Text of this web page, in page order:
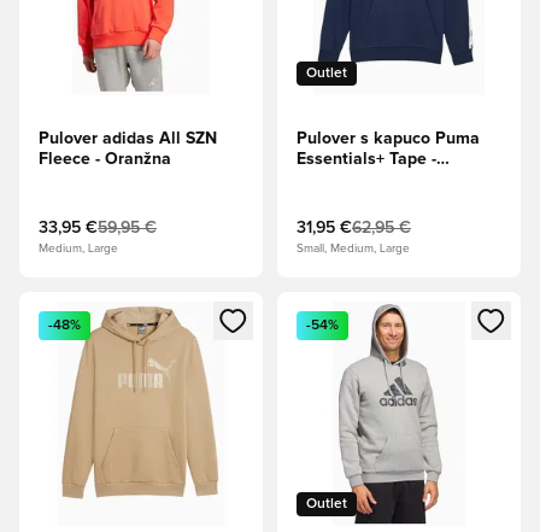
Pulover adidas All SZN
Fleece - Oranžna
33,95 €59,95 €
Medium, Large
Outlet
Pulover s kapuco Puma
Essentials+ Tape -
31,95 €62,95 €
Small, Medium, Large
Odpre Modal za prijavo ali vpis kot član
-48%
Odpre Modal za prijavo ali
Outlet
-54%